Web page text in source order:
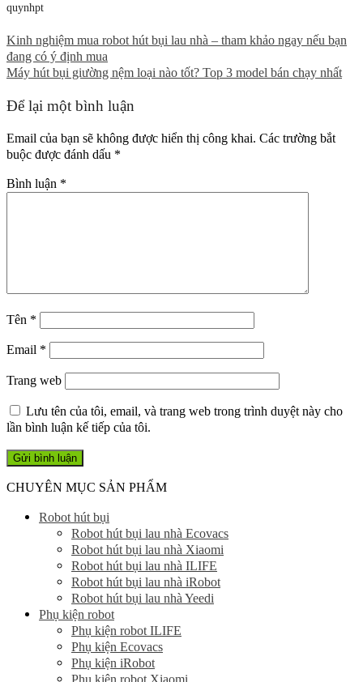
quynhpt
Kinh nghiệm mua robot hút bụi lau nhà – tham khảo ngay nếu bạn
đang có ý định mua
Máy hút bụi giường nệm loại nào tốt? Top 3 model bán chạy nhất
Để lại một bình luận
Email của bạn sẽ không được hiển thị công khai. Các trường bắt
buộc được đánh dấu *
Bình luận *
Tên *
Email *
Trang web
Lưu tên của tôi, email, và trang web trong trình duyệt này cho
lần bình luận kế tiếp của tôi.
CHUYÊN MỤC SẢN PHẨM
Robot hút bụi
Robot hút bụi lau nhà Ecovacs
Robot hút bụi lau nhà Xiaomi
Robot hút bụi lau nhà ILIFE
Robot hút bụi lau nhà iRobot
Robot hút bụi lau nhà Yeedi
Phụ kiện robot
Phụ kiện robot ILIFE
Phụ kiện Ecovacs
Phụ kiện iRobot
Phụ kiện robot Xiaomi